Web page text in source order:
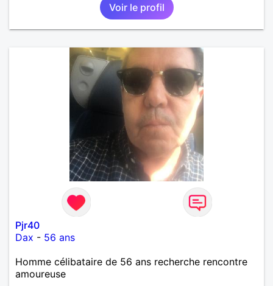
Voir le profil
Pjr40
Dax - 56 ans
Homme célibataire de 56 ans recherche rencontre
amoureuse